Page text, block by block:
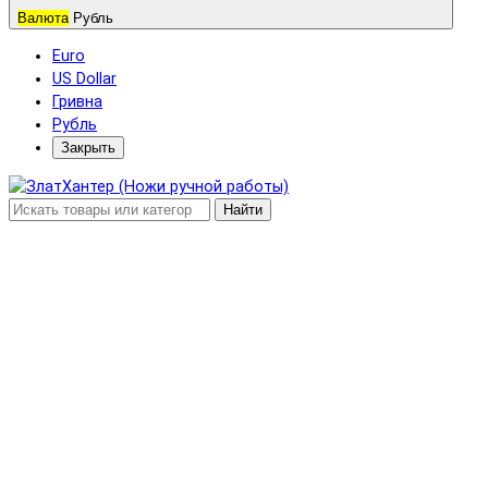
Валюта Рубль
Euro
US Dollar
Гривна
Рубль
Закрыть
Найти